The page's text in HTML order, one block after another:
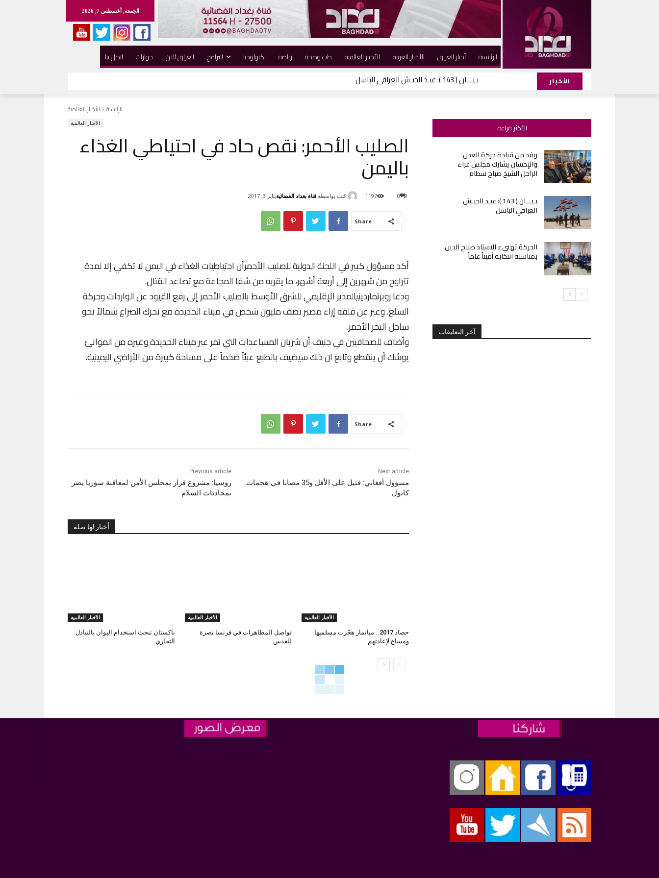
الجمعة, أغسطس 7, 2026
اتصل بنا حوارات العراق الان البرامج نكنولوجيا رياضة طب وصحة الأخبار العالمية الأخبار العربية أخبار العراق الرئيسية
الأخبار بـيـــان ( 143 ): عيـد الجيـش العراقي الباسل
الرئيسية الأخبار العالمية
الأخبار العالمية
الصليب الأحمر: نقص حاد في احتياطي الغذاء
باليمن
كتب بواسطة قناة بغداد الفضائيةيناير 3, 2017 0
1197
Share
أكد مسؤول كبير في اللجنة الدولية للصليب الأحمرأن احتياطيات الغذاء في اليمن لا تكفي إلا لمدة
تتراوح من شهرين إلى أربعة أشهر، ما يقربه من شفا المجاعة مع تصاعد القتال.
ودعا روبرتماردينيالمدير الإقليمي للشرق الأوسط بالصليب الأحمر إلى رفع القيود عن الواردات وحركة
السلع، وعبر عن قلقه إزاء مصير نصف مليون شخص في ميناء الحديدة مع تحرك الصراع شمالاً نحو
ساحل البحر الأحمر.
وأضاف للصحافيين في جنيف أن شريان المساعدات التي تمر عبر ميناء الحديدة وغيره من الموانئ
يوشك أن ينقطع وتابع ان ذلك سيضيف بالطبع عبئاً ضخماً على مساحة كبيرة من الأراضي اليمينية.
Share
Previous article
روسيا: مشروع قرار بمجلس الأمن لمعاقبة سوريا يضر
بمحادثات السلام
Next article
مسؤول أفغاني: قتيل على الأقل و35 مصابا في هجمات
كابول
أخبار لها صلة
الأخبار العالمية
باكستان تبحث استخدام اليوان بالتبادل
التجاري
الأخبار العالمية
تواصل المظاهرات في فرنسا نصرة
للقدس
الأخبار العالمية
حصاد 2017.. ميانمار هجّرت مسلميها
ومساع لإعادتهم
الأكثر قراءة
وفد من قيادة حركة العدل
والإحسان يشارك مجلس عزاء
الراحل الشيخ صباح سطام
بـيـــان ( 143 ): عيـد الجيـش
العراقي الباسل
الحركة تهنيء الاستاذ صلاح الدين
بمناسبة انتخابه أميناً عاماً
آخر التعليقات